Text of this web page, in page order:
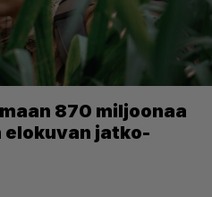
870 miljoonaa
jatko-